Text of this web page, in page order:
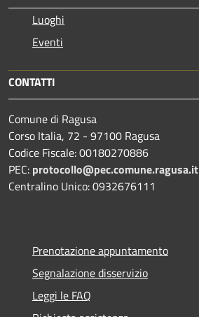
Luoghi
Eventi
CONTATTI
Comune di Ragusa
Corso Italia, 72 - 97100 Ragusa
Codice Fiscale: 00180270886
PEC: protocollo@pec.comune.ragusa.it
Centralino Unico: 0932676111
Prenotazione appuntamento
Segnalazione disservizio
Leggi le FAQ